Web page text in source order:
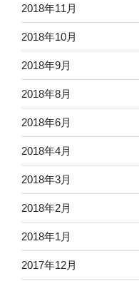
2018年11月
2018年10月
2018年9月
2018年8月
2018年6月
2018年4月
2018年3月
2018年2月
2018年1月
2017年12月